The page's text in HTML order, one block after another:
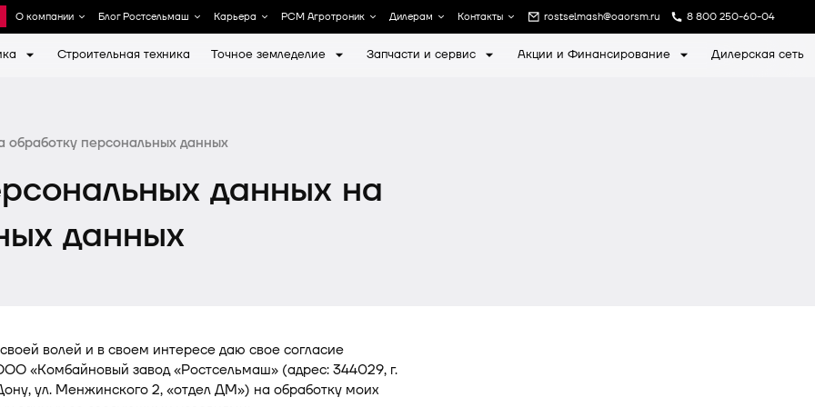
О компании Блог Ростсельмаш Карьера РСМ Агротроник Дилерам Контакты rostselmash@oaorsm.ru 8 800 250-60-04
Строительная техника Точное земледелие Запчасти и сервис Акции и Финансирование Дилерская сеть
обработку персональных данных
данных на
данных
волей и в своем интересе даю свое согласие
«Комбайновый завод «Ростсельмаш» (адрес: 344029, г.
ул. Менжинского 2, «отдел ДМ») на обработку моих